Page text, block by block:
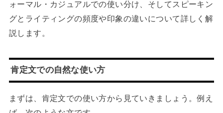
ォーマル・カジュアルでの使い分け、そしてスピーキン
グとライティングの頻度や印象の違いについて詳しく解
説します。
肯定文での自然な使い方
まずは、肯定文での使い方から見ていきましょう。例え